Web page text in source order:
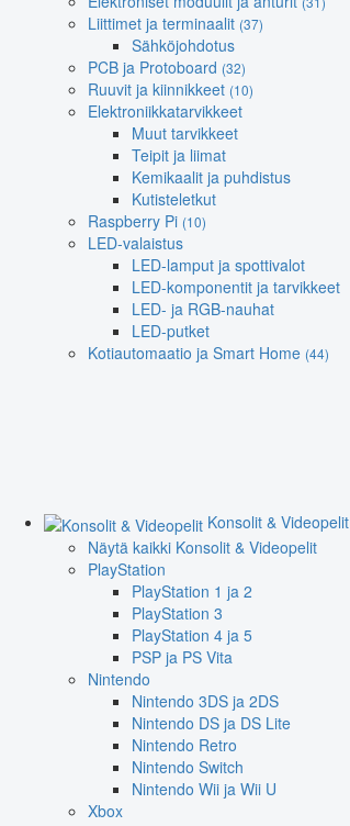
Liittimet ja terminaalit (37)
Sähköjohdotus
PCB ja Protoboard (32)
Ruuvit ja kiinnikkeet (10)
Elektroniikkatarvikkeet
Muut tarvikkeet
Teipit ja liimat
Kemikaalit ja puhdistus
Kutisteletkut
Raspberry Pi (10)
LED-valaistus
LED-lamput ja spottivalot
LED-komponentit ja tarvikkeet
LED- ja RGB-nauhat
LED-putket
Kotiautomaatio ja Smart Home (44)
Konsolit & Videopelit
Näytä kaikki Konsolit & Videopelit
PlayStation
PlayStation 1 ja 2
PlayStation 3
PlayStation 4 ja 5
PSP ja PS Vita
Nintendo
Nintendo 3DS ja 2DS
Nintendo DS ja DS Lite
Nintendo Retro
Nintendo Switch
Nintendo Wii ja Wii U
Xbox